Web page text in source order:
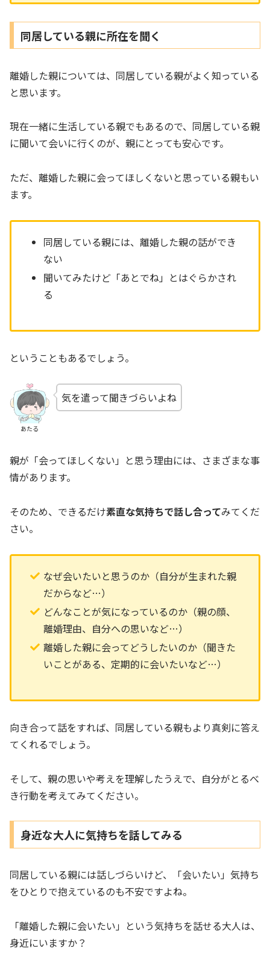
同居している親に所在を聞く
離婚した親については、同居している親がよく知っている
と思います。
現在一緒に生活している親でもあるので、同居している親
に聞いて会いに行くのが、親にとっても安心です。
ただ、離婚した親に会ってほしくないと思っている親もい
ます。
同居している親には、離婚した親の話ができ
ない
聞いてみたけど「あとでね」とはぐらかされ
る
ということもあるでしょう。
あたる
気を遣って聞きづらいよね
親が「会ってほしくない」と思う理由には、さまざまな事
情があります。
そのため、できるだけ素直な気持ちで話し合ってみてくだ
さい。
なぜ会いたいと思うのか（自分が生まれた親
だからなど…）
どんなことが気になっているのか（親の顔、
離婚理由、自分への思いなど…）
離婚した親に会ってどうしたいのか（聞きた
いことがある、定期的に会いたいなど…）
向き合って話をすれば、同居している親もより真剣に答え
てくれるでしょう。
そして、親の思いや考えを理解したうえで、自分がとるべ
き行動を考えてみてください。
身近な大人に気持ちを話してみる
同居している親には話しづらいけど、「会いたい」気持ち
をひとりで抱えているのも不安ですよね。
「離婚した親に会いたい」という気持ちを話せる大人は、
身近にいますか？